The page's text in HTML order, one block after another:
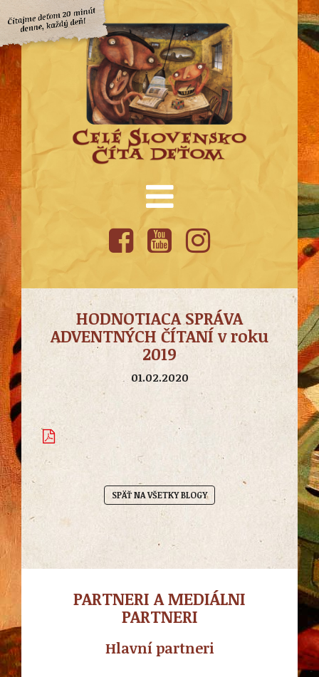
HODNOTIACA SPRÁVA
ADVENTNÝCH ČÍTANÍ v roku
2019
01.02.2020
SPÄŤ NA VŠETKY BLOGY
PARTNERI A MEDIÁLNI
PARTNERI
Hlavní partneri